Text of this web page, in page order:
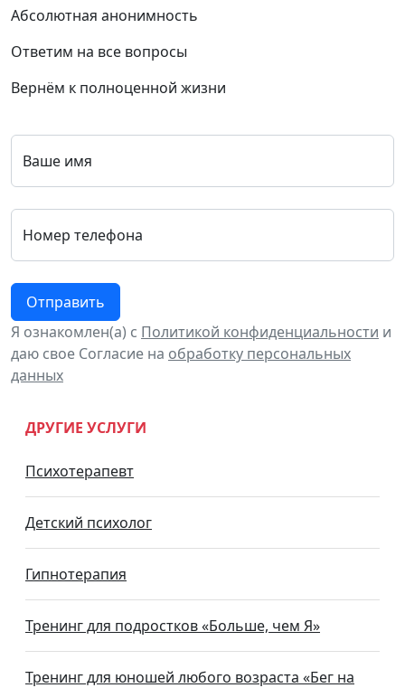
ДРУГИЕ УСЛУГИ
Психотерапевт
Детский психолог
Гипнотерапия
Тренинг для подростков «Больше, чем Я»
Тренинг для юношей любого возраста «Бег на
Абсолютная анонимность
Ответим на все вопросы
Вернём к полноценной жизни
Ваше имя
Номер телефона
Отправить
Я ознакомлен(а) с Политикой конфиденциальности и
даю свое Согласие на обработку персональных
данных